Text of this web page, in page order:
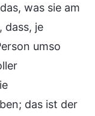
was sie am
dass, je
umso
das ist der